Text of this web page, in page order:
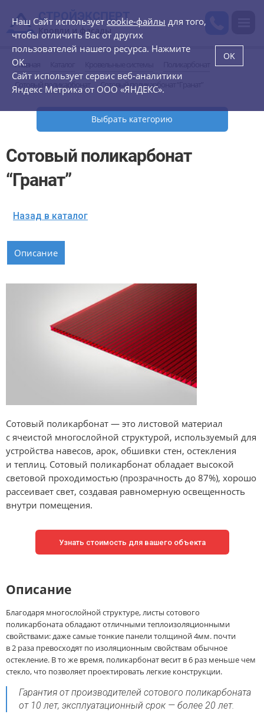
СТРОЙЭКСПЕРТ
Кровли и фасады
Главная
Сотовый поликарбонат
Сотовый поликарбонат “Гранат”
Выбрать категорию
Сотовый поликарбонат
“Гранат”
Описание
Назад в каталог
Сотовый поликарбонат — это листовой материал
с ячеистой многослойной структурой, используемый для
устройства навесов, арок, обшивки стен, остекления
и теплиц. Сотовый поликарбонат обладает высокой
световой проходимостью (прозрачность до 87%), хорошо
рассеивает свет, создавая равномерную освещенность
внутри помещения.
Узнать стоимость для вашего объекта
Описание
Благодаря многослойной структуре, листы сотового
поликарбоната обладают отличными теплоизоляционными
свойствами: даже самые тонкие панели толщиной 4мм. почти
в 2 раза превосходят по изоляционным свойствам обычное
остекление. В то же время, поликарбонат весит в 6 раз меньше чем
стекло, что позволяет проектировать легкие конструкции.
Гарантия от производителей сотового поликарбоната
от 10 лет, эксплуатационный срок — более 20 лет.
Наш Сайт использует cookie-файлы для того,
чтобы отличить Вас от других
пользователей нашего ресурса. Нажмите
OK.
Сайт использует сервис веб-аналитики
Яндекс Метрика от ООО «ЯНДЕКС».
OK